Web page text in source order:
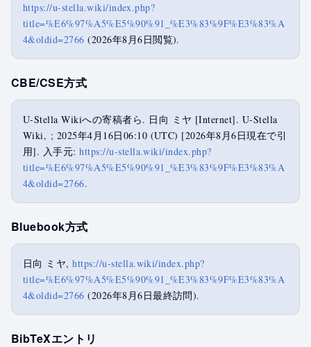
https://u-stella.wiki/index.php?
title=%E6%97%A5%E5%90%91_%E3%83%9F%E3%83%A
4&oldid=2766 (2026年8月6日閲覧).
CBE/CSE方式
U-Stella Wikiへの寄稿者ら. 日向 ミヤ [Internet]. U-Stella
Wiki, ; 2025年4月16日06:10 (UTC) [2026年8月6日現在で引
用]. 入手元:https://u-stella.wiki/index.php?
title=%E6%97%A5%E5%90%91_%E3%83%9F%E3%83%A
4&oldid=2766.
Bluebook方式
日向 ミヤ,https://u-stella.wiki/index.php?
title=%E6%97%A5%E5%90%91_%E3%83%9F%E3%83%A
4&oldid=2766 (2026年8月6日最終訪問).
BibTeXエントリ